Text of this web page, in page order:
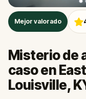
Mejor valorado
Misterio de
caso en
Louisville,